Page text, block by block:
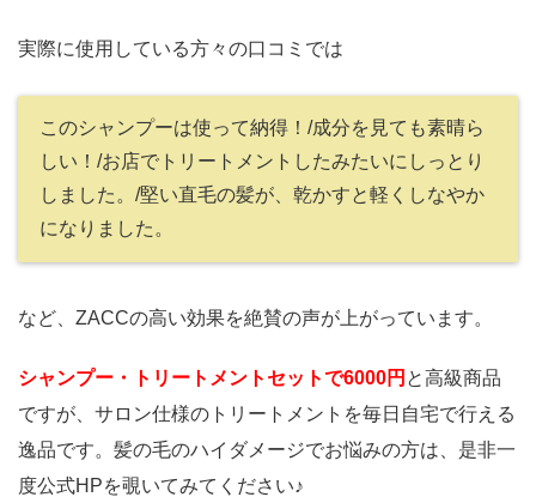
実際に使用している方々の口コミでは
このシャンプーは使って納得！/成分を見ても素晴ら
しい！/お店でトリートメントしたみたいにしっとり
しました。/堅い直毛の髪が、乾かすと軽くしなやか
になりました。
など、ZACCの高い効果を絶賛の声が上がっています。
シャンプー・トリートメントセットで6000円 と高級商品
ですが、サロン仕様のトリートメントを毎日自宅で行える
逸品です。髪の毛のハイダメージでお悩みの方は、是非一
度公式HPを覗いてみてください♪